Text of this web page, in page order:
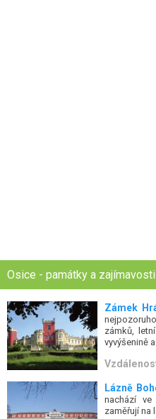
Osice - památky a
Zámek
zámků,
vyvýšenině
Lázně
nachází ve
zaměřují na